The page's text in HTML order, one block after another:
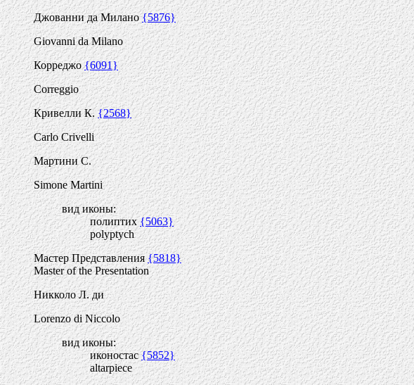
Джованни да Милано{5876}
Giovanni da Milano
Корреджо{6091}
Correggio
Кривелли К.{2568}
Carlo Crivelli
Мартини С.
Simone Martini
вид иконы:
полиптих{5063}
polyptych
Мастер Представления{5818}
Master of the Presentation
Никколо Л. ди
Lorenzo di Niccolo
вид иконы:
иконостас{5852}
altarpiece